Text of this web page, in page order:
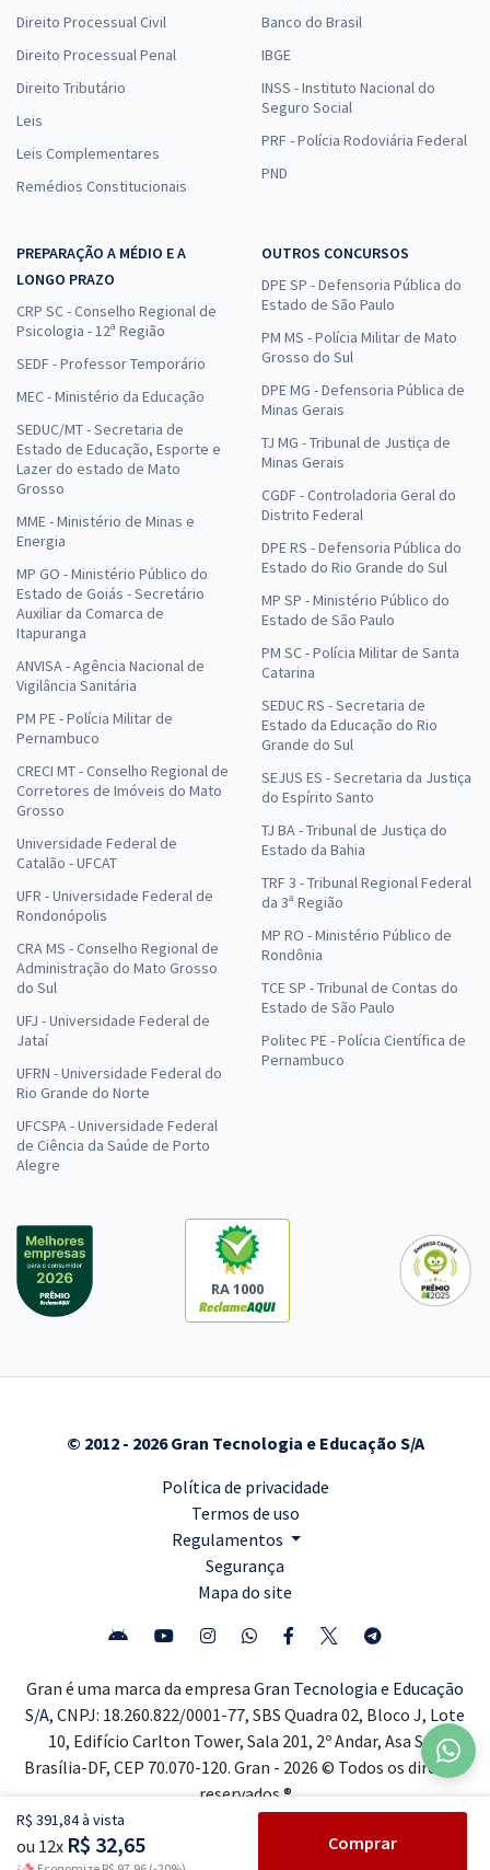
R$ 391,84 à vista
ou 12x R$ 32,65 Comprar
Direito Processual Civil
Direito Processual Penal
Direito Tributário
Leis
Leis Complementares
Remédios Constitucionais
Banco do Brasil
IBGE
INSS - Instituto Nacional do
Seguro Social
PRF - Polícia Rodoviária Federal
PND
PREPARAÇÃO A MÉDIO E A
LONGO PRAZO
CRP SC - Conselho Regional de
Psicologia - 12ª Região
SEDF - Professor Temporário
MEC - Ministério da Educação
SEDUC/MT - Secretaria de
Estado de Educação, Esporte e
Lazer do estado de Mato
Grosso
MME - Ministério de Minas e
Energia
MP GO - Ministério Público do
Estado de Goiás - Secretário
Auxiliar da Comarca de
Itapuranga
ANVISA - Agência Nacional de
Vigilância Sanitária
PM PE - Polícia Militar de
Pernambuco
CRECI MT - Conselho Regional de
Corretores de Imóveis do Mato
Grosso
Universidade Federal de
Catalão - UFCAT
UFR - Universidade Federal de
Rondonópolis
CRA MS - Conselho Regional de
Administração do Mato Grosso
do Sul
UFJ - Universidade Federal de
Jataí
UFRN - Universidade Federal do
Rio Grande do Norte
UFCSPA - Universidade Federal
de Ciência da Saúde de Porto
Alegre
OUTROS CONCURSOS
DPE SP - Defensoria Pública do
Estado de São Paulo
PM MS - Polícia Militar de Mato
Grosso do Sul
DPE MG - Defensoria Pública de
Minas Gerais
TJ MG - Tribunal de Justiça de
Minas Gerais
CGDF - Controladoria Geral do
Distrito Federal
DPE RS - Defensoria Pública do
Estado do Rio Grande do Sul
MP SP - Ministério Público do
Estado de São Paulo
PM SC - Polícia Militar de Santa
Catarina
SEDUC RS - Secretaria de
Estado da Educação do Rio
Grande do Sul
SEJUS ES - Secretaria da Justiça
do Espírito Santo
TJ BA - Tribunal de Justiça do
Estado da Bahia
TRF 3 - Tribunal Regional Federal
da 3ª Região
MP RO - Ministério Público de
Rondônia
TCE SP - Tribunal de Contas do
Estado de São Paulo
Politec PE - Polícia Científica de
Pernambuco
RA 1000
© 2012 - 2026 Gran Tecnologia e Educação S/A
Política de privacidade
Termos de uso
Regulamentos
Segurança
Mapa do site
Gran é uma marca da empresa Gran Tecnologia e Educação
S/A, CNPJ: 18.260.822/0001-77, SBS Quadra 02, Bloco J, Lote
10, Edifício Carlton Tower, Sala 201, 2º Andar, Asa Sul,
Brasília-DF, CEP 70.070-120. Gran - 2026 © Todos os direitos
reservados ®